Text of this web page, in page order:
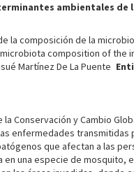
ambientales de
la composición de la
composition of the
Martínez De La Puente
la Conservación y Cambio
enfermedades
que afectan a las
una especie de mosquito,